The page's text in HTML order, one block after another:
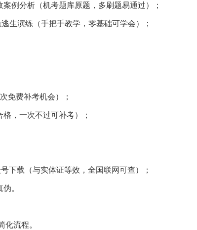
例分析（机考题库原题，多刷题易通过）；
生演练（手把手教学，零基础可学会）；
免费补考机会）；
，一次不过可补考）；
下载（与实体证等效，全国联网可查）；
。
化流程。